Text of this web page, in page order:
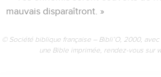
mauvais disparaîtront. »
© Société biblique française – Bibli’O, 2000,
une Bible imprimée, rendez-vous sur